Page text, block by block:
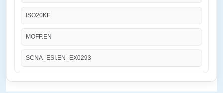
ISO20KF
MOFF.EN
SCNA_ESI.EN_EX0293